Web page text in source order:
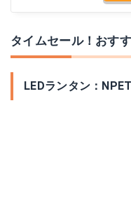
タイムセール！おす
LEDランタン：NPET